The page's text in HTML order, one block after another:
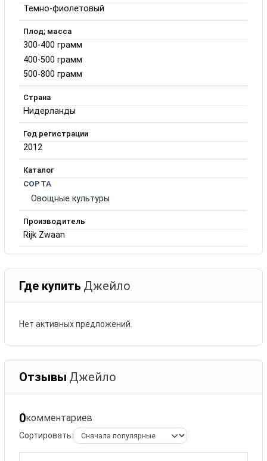
Темно-фиолетовый
Плод; масса
300-400 грамм
400-500 грамм
500-800 грамм
Страна
Нидерланды
Год регистрации
2012
Каталог
СОРТА
Овощные культуры
Производитель
Rijk Zwaan
Где купить Джейло
Нет активных предложений.
Отзывы Джейло
0комментариев
Сортировать: